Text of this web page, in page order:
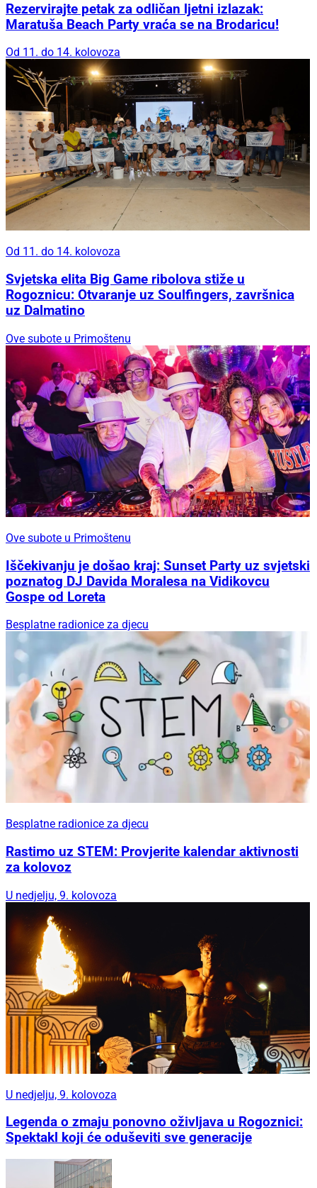
Rezervirajte petak za odličan ljetni izlazak:
Maratuša Beach Party vraća se na Brodaricu!
Od 11. do 14. kolovoza
Od 11. do 14. kolovoza
Svjetska elita Big Game ribolova stiže u
Rogoznicu: Otvaranje uz Soulfingers, završnica
uz Dalmatino
Ove subote u Primoštenu
Ove subote u Primoštenu
Iščekivanju je došao kraj: Sunset Party uz svjetski
poznatog DJ Davida Moralesa na Vidikovcu
Gospe od Loreta
Besplatne radionice za djecu
Besplatne radionice za djecu
Rastimo uz STEM: Provjerite kalendar aktivnosti
za kolovoz
U nedjelju, 9. kolovoza
U nedjelju, 9. kolovoza
Legenda o zmaju ponovno oživljava u Rogoznici:
Spektakl koji će oduševiti sve generacije